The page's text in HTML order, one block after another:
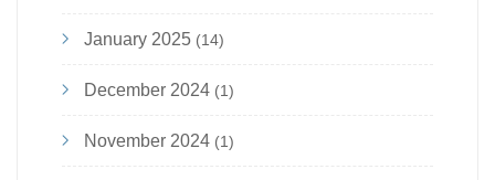
January 2025 (14)
December 2024 (1)
November 2024 (1)